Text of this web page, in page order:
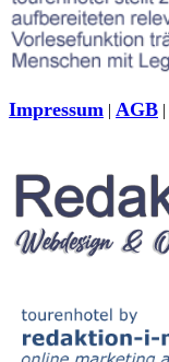
Impressum | AGB |